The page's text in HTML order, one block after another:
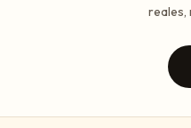
reales,